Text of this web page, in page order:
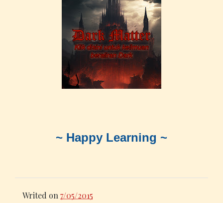
~ Happy Learning ~
Writed on 7/05/2015